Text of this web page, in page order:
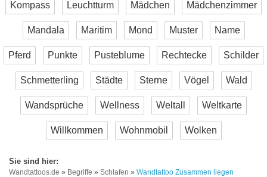
Kompass Leuchtturm Mädchen Mädchenzimmer
Mandala Maritim Mond Muster Name
Pferd Punkte Pusteblume Rechtecke Schilder
Schmetterling Städte Sterne Vögel Wald
Wandsprüche Wellness Weltall Weltkarte
Willkommen Wohnmobil Wolken
Wandtattoos.de » Begriffe » Schlafen » Wandtattoo Zusammen liegen